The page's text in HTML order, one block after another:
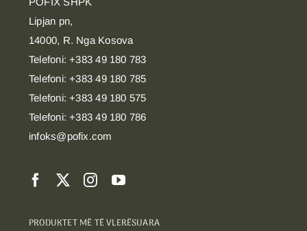
Lipjan pn,
14000, R. Nga Kosova
Telefoni: +383 49 180 783
Telefoni: +383 49 180 785
Telefoni: +383 49 180 575
Telefoni: +383 49 180 786
infoks@pofix.com
PRODUKTET MË TË VLERËSUARA